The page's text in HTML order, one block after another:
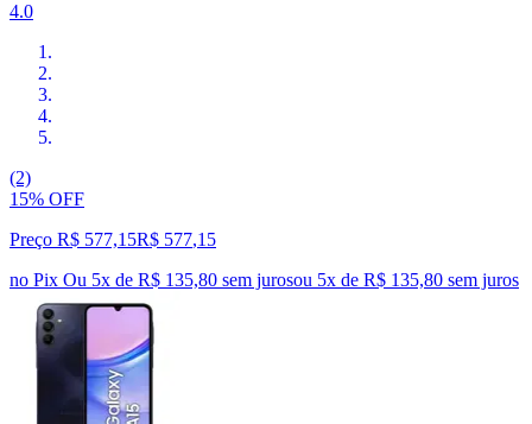
4.0
(2)
15% OFF
Preço R$ 577,15R$ 577,15
no Pix Ou 5x de R$ 135,80 sem jurosou 5x de R$ 135,80 sem juros